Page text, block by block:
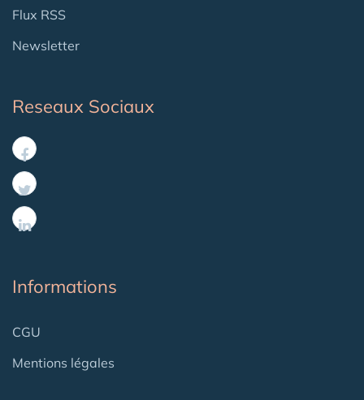
Flux RSS
Newsletter
Reseaux Sociaux
Informations
CGU
Mentions légales